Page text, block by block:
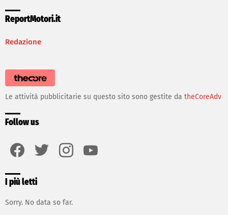
ReportMotori.it
Redazione
Le attività pubblicitarie su questo sito sono gestite da theCoreAdv
Follow us
I più letti
Sorry. No data so far.